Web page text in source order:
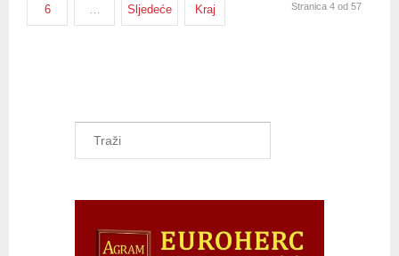
6 … Sljedeće Kraj Stranica 4 od 57